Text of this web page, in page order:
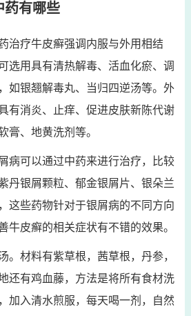
药有哪些
治疗牛皮癣强调内服与外用相结
选用具有清热解毒、活血化瘀、调
如银翘解毒丸、当归四逆汤等。外
有消炎、止痒、促进皮肤新陈代谢
膏、地黄洗剂等。
病可以通过中药来进行治疗，比较
丹银屑颗粒、郁金银屑片、银朵兰
这些药物针对于银屑病的不同方向
牛皮癣的相关症状有不错的效果。
。材料有紫草根，茜草根，丹参，
还有鸡血藤，方法是将所有食材洗
加入清水煎服，每天喝一剂，自然